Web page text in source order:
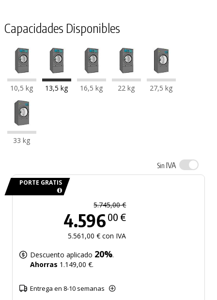
Capacidades Disponibles
10,5 kg 13,5 kg 16,5 kg 22 kg 27,5 kg
33 kg
Sin IVA
PORTE GRATIS
5.745,00 €
4.596 00 €
5.561,00 € con IVA
Descuento aplicado 20%.
Ahorras 1.149,00 €.
Entrega en 8-10 semanas